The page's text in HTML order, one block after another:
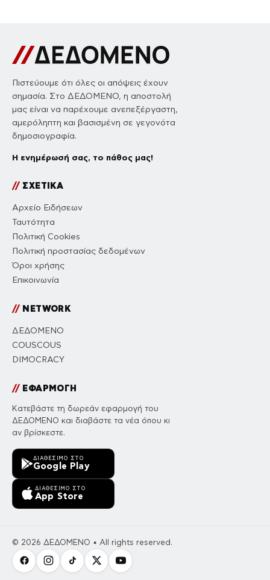
Πιστεύουμε ότι όλες οι απόψεις έχουν
σημασία. Στο ΔΕΔΟΜΕΝΟ, η αποστολή
μας είναι να παρέχουμε ανεπεξέργαστη,
αμερόληπτη και βασισμένη σε γεγονότα
δημοσιογραφία.
Η ενημέρωσή σας, το πάθος μας!
//ΣΧΕΤΙΚΑ
Αρχείο Ειδήσεων
Ταυτότητα
Πολιτική Cookies
Πολιτική προστασίας δεδομένων
Όροι χρήσης
Επικοινωνία
//NETWORK
ΔΕΔΟΜΕΝΟ
COUSCOUS
DIMOCRACY
//ΕΦΑΡΜΟΓΗ
Κατεβάστε τη δωρεάν εφαρμογή του
ΔΕΔΟΜΕΝΟ και διαβάστε τα νέα όπου κι
αν βρίσκεστε.
ΔΙΑΘΈΣΙΜΟ ΣΤΟ
Google Play
ΔΙΑΘΈΣΙΜΟ ΣΤΟ
App Store
© 2026 ΔΕΔΟΜΕΝΟ • All rights reserved.